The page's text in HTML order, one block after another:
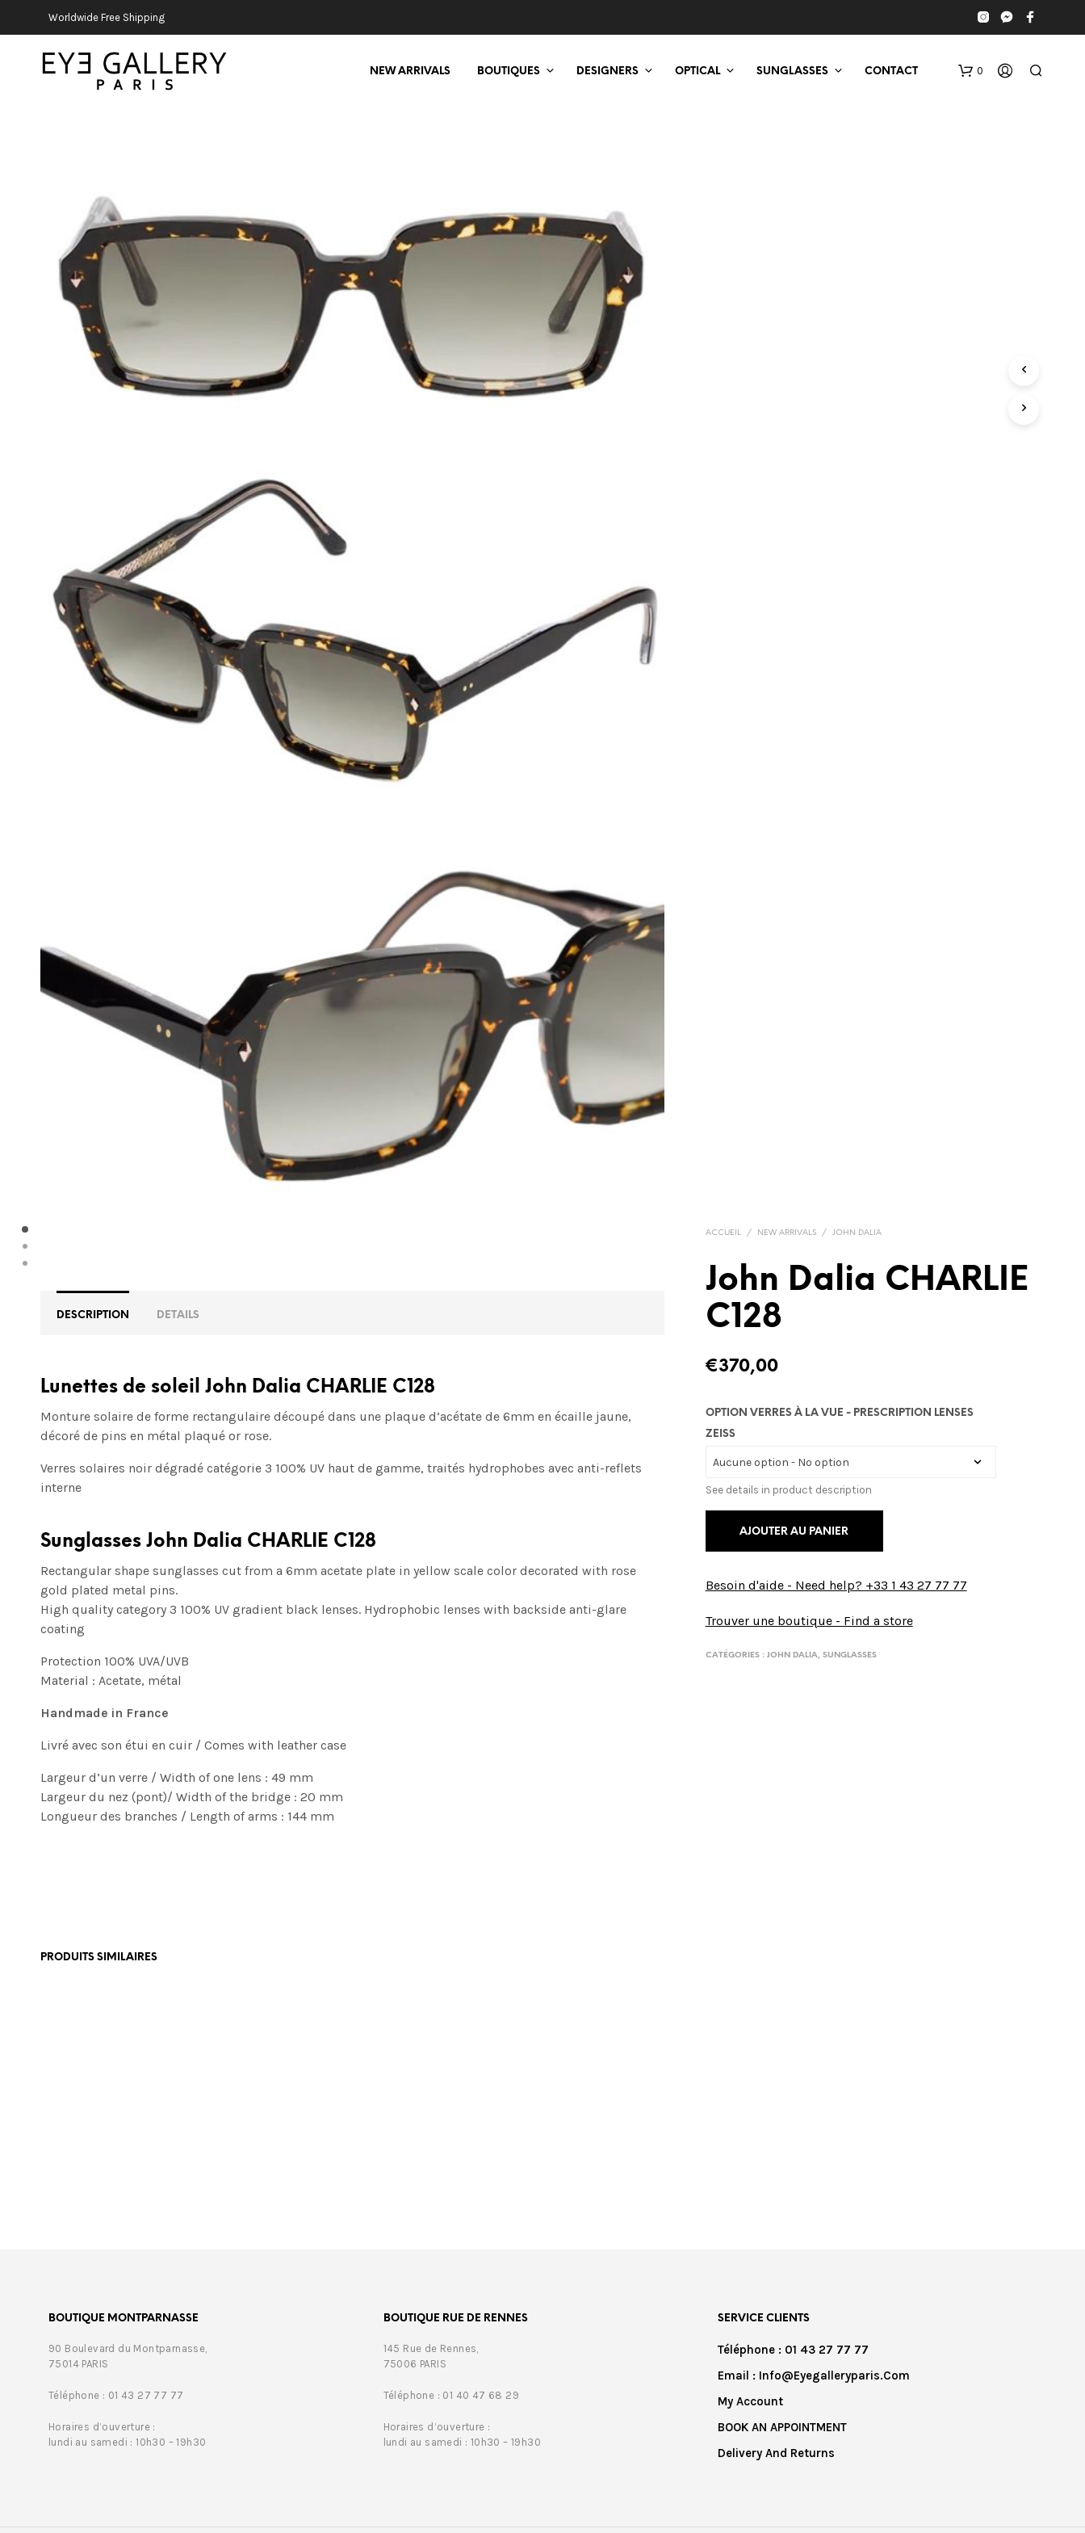
Worldwide Free Shipping
NEW ARRIVALS BOUTIQUES DESIGNERS OPTICAL SUNGLASSES CONTACT 0
ACCUEIL / NEW ARRIVALS / JOHN DALIA
John Dalia CHARLIE
C128
€370,00
OPTION VERRES À LA VUE - PRESCRIPTION LENSES
ZEISS
See details in product description
AJOUTER AU PANIER
Besoin d'aide - Need help? +33 1 43 27 77 77
Trouver une boutique - Find a store
CATÉGORIES : JOHN DALIA, SUNGLASSES
DESCRIPTION DETAILS
Lunettes de soleil John Dalia CHARLIE C128
Monture solaire de forme rectangulaire découpé dans une plaque d’acétate de 6mm en écaille jaune,
décoré de pins en métal plaqué or rose.
Verres solaires noir dégradé catégorie 3 100% UV haut de gamme, traités hydrophobes avec anti-reflets
interne
Sunglasses John Dalia CHARLIE C128
Rectangular shape sunglasses cut from a 6mm acetate plate in yellow scale color decorated with rose
gold plated metal pins.
High quality category 3 100% UV gradient black lenses. Hydrophobic lenses with backside anti-glare
coating
Protection 100% UVA/UVB
Material : Acetate, métal
Handmade in France
Livré avec son étui en cuir / Comes with leather case
Largeur d’un verre / Width of one lens : 49 mm
Largeur du nez (pont)/ Width of the bridge : 20 mm
Longueur des branches / Length of arms : 144 mm
PRODUITS SIMILAIRES
BOUTIQUE MONTPARNASSE
90 Boulevard du Montparnasse,
75014 PARIS
Téléphone : 01 43 27 77 77
Horaires d’ouverture :
lundi au samedi : 10h30 – 19h30
BOUTIQUE RUE DE RENNES
145 Rue de Rennes,
75006 PARIS
Téléphone : 01 40 47 68 29
Horaires d’ouverture :
lundi au samedi : 10h30 – 19h30
SERVICE CLIENTS
Téléphone : 01 43 27 77 77
Email : Info@eyegalleryparis.com
My Account
BOOK AN APPOINTMENT
Delivery And Returns